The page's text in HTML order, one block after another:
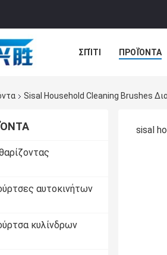
ΣΠΊΤΙ ΠΡΟΪΌΝΤΑ
Sisal Household Cleaning Brushes
αυτοκινήτων
κυλίνδρων
sisal